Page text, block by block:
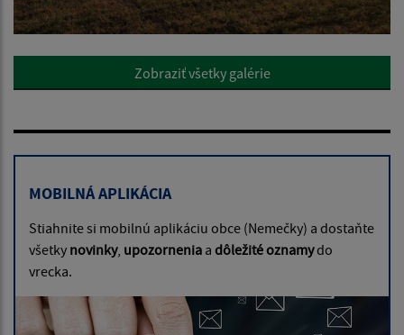
Zobraziť všetky galérie
MOBILNÁ APLIKÁCIA
Stiahnite si mobilnú aplikáciu obce (Nemečky) a dostaňte
všetky novinky, upozornenia a dôležité oznamydo
vrecka.